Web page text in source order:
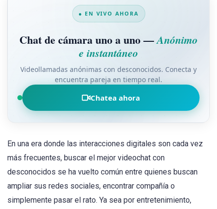
● EN VIVO AHORA
Chat de cámara uno a uno —Anónimo
e instantáneo
Videollamadas anónimas con desconocidos. Conecta y
encuentra pareja en tiempo real.
Chatea ahora
En una era donde las interacciones digitales son cada vez
más frecuentes, buscar el mejor videochat con
desconocidos se ha vuelto común entre quienes buscan
ampliar sus redes sociales, encontrar compañía o
simplemente pasar el rato. Ya sea por entretenimiento,